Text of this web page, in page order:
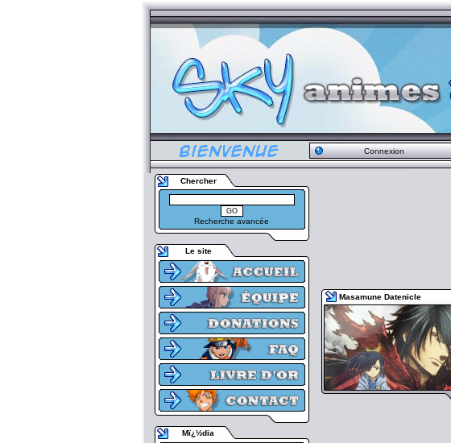
Connexion
Chercher
Recherche avancée
Le site
Mï¿½dia
Masamune Datenicle